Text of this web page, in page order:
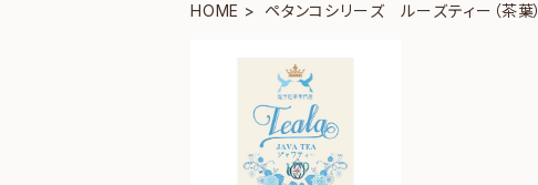
HOME ペタンコシリーズ ルーズティー（茶葉）